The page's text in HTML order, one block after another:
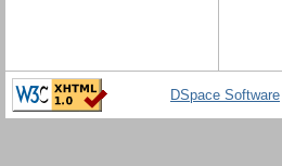
DSpace Software